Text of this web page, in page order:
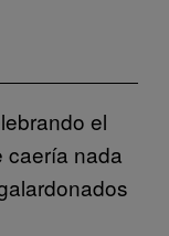
el
caería nada